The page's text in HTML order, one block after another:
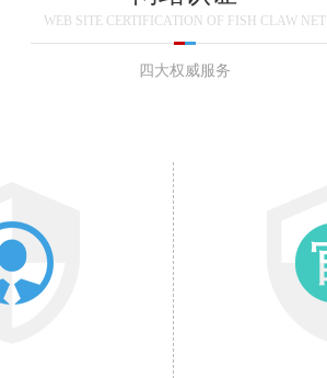
WEB SITE CERTIFICATION OF FISH CLAW NET
四大权威服务